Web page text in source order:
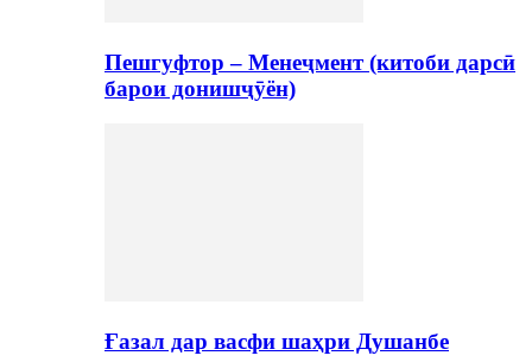
Пешгуфтор – Менеҷмент (китоби дарсӣ
барои донишҷӯён)
Ғазал дар васфи шаҳри Душанбе